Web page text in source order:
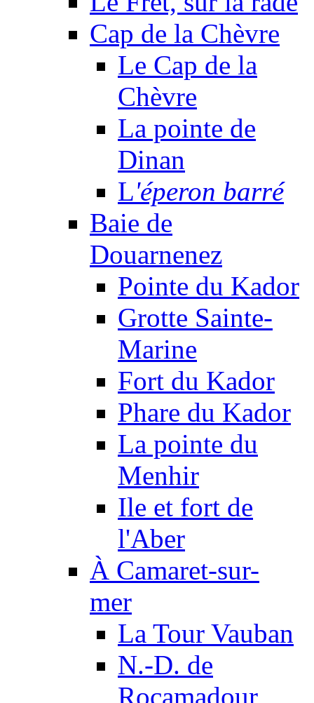
Cap de la Chèvre
Le Cap de la
Chèvre
La pointe de
Dinan
L'éperon barré
Baie de
Douarnenez
Pointe du Kador
Grotte Sainte-
Marine
Fort du Kador
Phare du Kador
La pointe du
Menhir
Ile et fort de
l'Aber
À Camaret-sur-
mer
La Tour Vauban
N.-D. de
Rocamadour